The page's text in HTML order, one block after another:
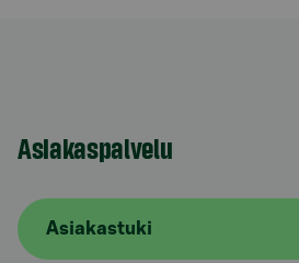
Asiakaspalvelu
Asiakastuki